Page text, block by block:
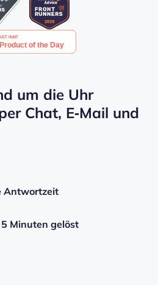
um die Uhr
Chat, E‑Mail und
Antwortzeit
Minuten gelöst